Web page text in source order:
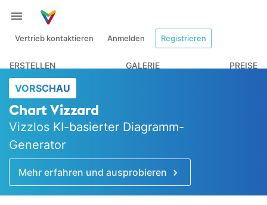
Vertrieb kontaktieren Anmelden Registrieren
ERSTELLEN GALERIE PREISE
VORSCHAU
Chart Vizzard
Vizzlos KI-basierter Diagramm-
Generator
Mehr erfahren und ausprobieren